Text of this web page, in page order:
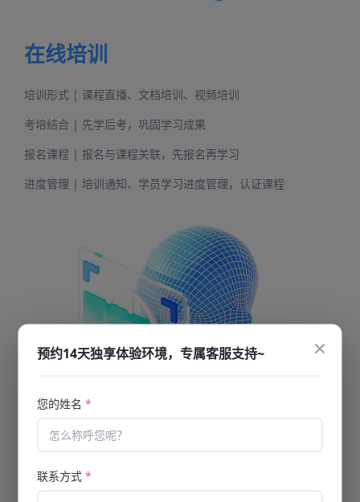
在线培训
培训形式 | 课程直播、文档培训、视频培训
考培结合 | 先学后考，巩固学习成果
报名课程 | 报名与课程关联，先报名再学习
进度管理 | 培训通知、学员学习进度管理，认证课程
智能考试防作弊
×
预约14天独享体验环境，专属客服支持~
您的姓名*
联系方式*